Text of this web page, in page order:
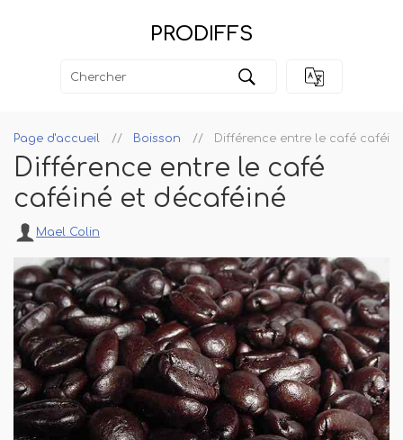
PRODIFFS
Page d'accueil Boisson Différence entre le café
Différence entre le café
caféiné et décaféiné
Mael Colin